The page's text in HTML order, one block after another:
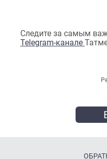
Следите за самым
Telegram-канале